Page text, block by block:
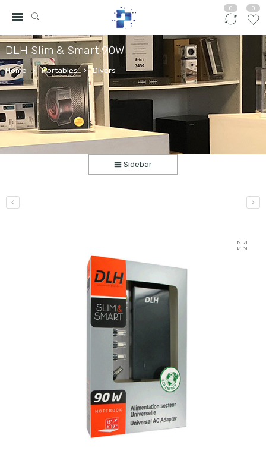
0 0
DLH Slim & Smart 90W
Home Portables Divers
Sidebar